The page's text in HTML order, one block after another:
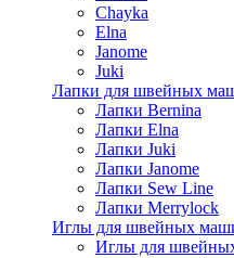
Chayka
Elna
Janome
Juki
Лапки для швейных
Лапки Bernina
Лапки Elna
Лапки Juki
Лапки Janome
Лапки Sew Line
Лапки Merrylock
Иглы для швейных
Иглы для